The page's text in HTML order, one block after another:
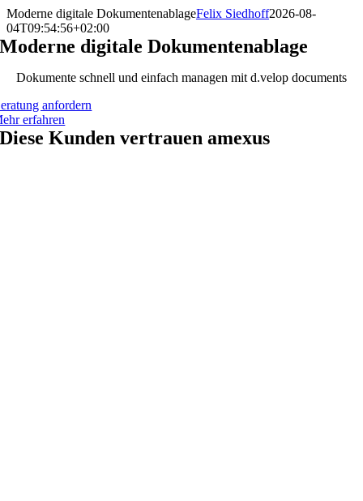
Zum
Inhalt
springen
Moderne digitale DokumentenablageFelix Siedhoff2026-08-
04T09:54:56+02:00
Moderne digitale Dokumentenablage
Dokumente schnell und einfach managen mit d.velop documents
anfordern
erfahren
Diese Kunden vertrauen amexus